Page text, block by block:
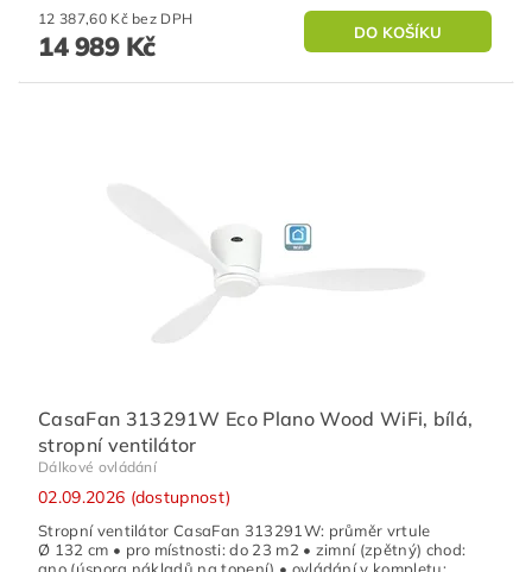
12 387,60 Kč bez DPH
14 989 Kč
CasaFan 313291W Eco Plano Wood WiFi, bílá,
stropní ventilátor
Dálkové ovládání
02.09.2026 (dostupnost)
Stropní ventilátor CasaFan 313291W: průměr vrtule
Ø 132 cm • pro místnosti: do 23 m2 • zimní (zpětný) chod: